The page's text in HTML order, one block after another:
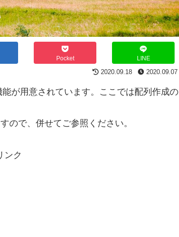
Pocket LINE
2020.09.18 2020.09.07
が用意されています。ここでは配列作成の
ので、併せてご参照ください。
ンク